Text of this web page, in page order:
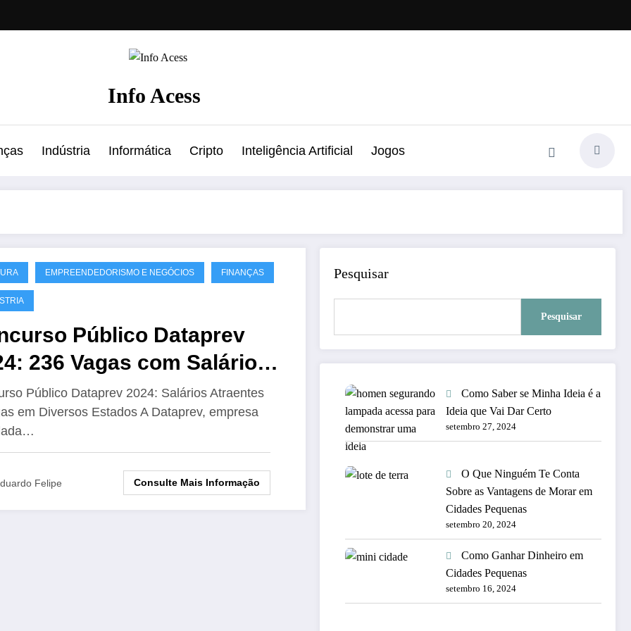
Info Acess
Indústria Informática Cripto Inteligência Artificial Jogos
EMPREENDEDORISMO E NEGÓCIOS FINANÇAS
Público Dataprev
236 Vagas com Salários
R$ 9.173
Público Dataprev 2024: Salários Atraentes
em Diversos Estados A Dataprev, empresa
Felipe Consulte Mais Informação
Pesquisar
Pesquisar
Como Saber se Minha Ideia é a
Ideia que Vai Dar Certo
setembro 27, 2024
O Que Ninguém Te Conta
Sobre as Vantagens de Morar em
Cidades Pequenas
setembro 20, 2024
Como Ganhar Dinheiro em
Cidades Pequenas
setembro 16, 2024